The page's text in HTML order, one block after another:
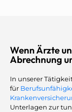
Wenn Ärzte
Abrechnung
In unserer
für
Unterlagen zur